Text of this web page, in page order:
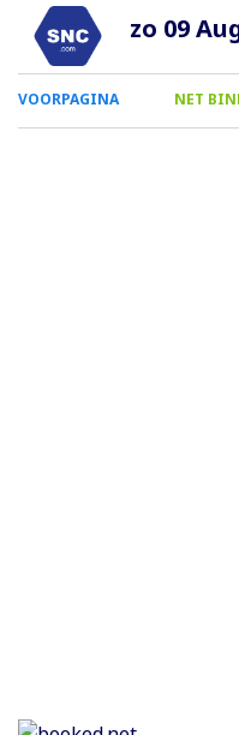
zo 09
0
Smartphone
VOORPAGINA NET